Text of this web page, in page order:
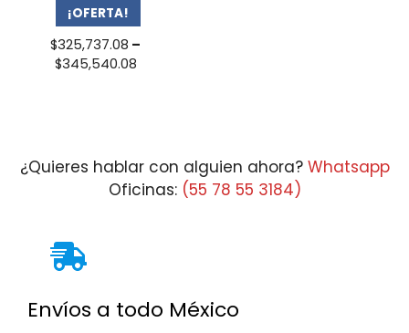
¡OFERTA!
$325,737.08 –
$345,540.08Price
¿Quieres hablar con alguien ahora? Whatsapp
Oficinas: (55 78 55 3184)
Envíos a todo México